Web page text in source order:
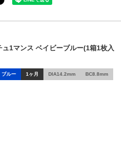
1マンス ベイビーブルー(1箱1枚入
ブルー 1ヶ月 DIA14.2mm BC8.8mm